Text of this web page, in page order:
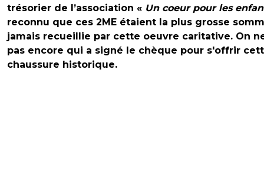
trésorier de l’association « Un coeur pour les
reconnu que ces 2ME étaient la plus grosse
jamais recueillie par cette oeuvre caritative. On
pas encore qui a signé le chèque pour s'offrir
chaussure historique.